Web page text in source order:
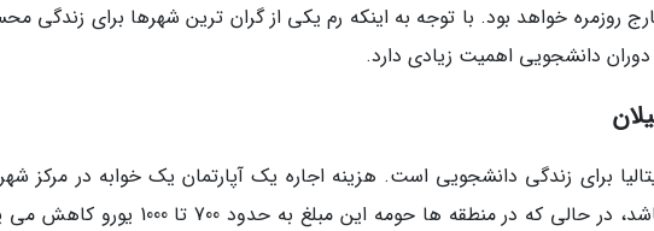
روزمره خواهد بود. با توجه به اینکه رم یکی از گران ترین شهرها برای زندگی
دانشجویی اهمیت زیادی دارد.
برای زندگی دانشجویی است. هزینه اجاره یک آپارتمان یک خوابه در مرکز
تواند بین 1000 تا 1500 یورو در ماه باشد، در حالی که در منطقه ها حومه این مبلغ به حدود